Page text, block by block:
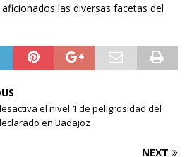
las diversas facetas del
el nivel 1 de peligrosidad del
en Badajoz
NEXT